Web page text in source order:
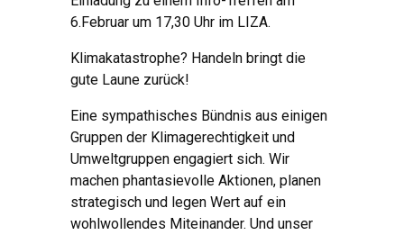
6.Februar um 17,30 Uhr im LIZA.
Klimakatastrophe? Handeln bringt die
gute Laune zurück!
Eine sympathisches Bündnis aus einigen
Gruppen der Klimagerechtigkeit und
Umweltgruppen engagiert sich. Wir
machen phantasievolle Aktionen, planen
strategisch und legen Wert auf ein
wohlwollendes Miteinander. Und unser